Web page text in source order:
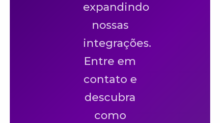
expandindo
nossas
integrações.
Entre em
contato e
descubra
como